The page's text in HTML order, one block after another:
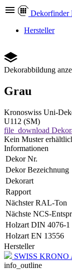
Dekorfinder
Hersteller
Dekorabbildung
Grau
Kronoswiss Uni-
U112 (SM)
file_download
Kein Muster
Informationen
Dekor Nr.
Dekor Bezeichnung
Dekorart
Rapport
Nächster RAL-Ton
Nächste NCS-
Holzart DIN 4076-1
Holzart EN 13556
Hersteller
SWISS KRONO
info_outline